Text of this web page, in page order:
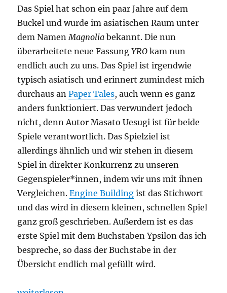
Das Spiel hat schon ein paar Jahre auf dem
Buckel und wurde im asiatischen Raum unter
dem Namen Magnolia bekannt. Die nun
überarbeitete neue FassungYRO kam nun
endlich auch zu uns. Das Spiel ist irgendwie
typisch asiatisch und erinnert zumindest mich
durchaus anPaper Tales, auch wenn es ganz
anders funktioniert. Das verwundert jedoch
nicht, denn Autor Masato Uesugi ist für beide
Spiele verantwortlich. Das Spielziel ist
allerdings ähnlich und wir stehen in diesem
Spiel in direkter Konkurrenz zu unseren
Gegenspieler*innen, indem wir uns mit ihnen
Vergleichen.Engine Building ist das Stichwort
und das wird in diesem kleinen, schnellen Spiel
ganz groß geschrieben. Außerdem ist es das
erste Spiel mit dem Buchstaben Ypsilon das ich
bespreche, so dass der Buchstabe in der
Übersicht endlich mal gefüllt wird.